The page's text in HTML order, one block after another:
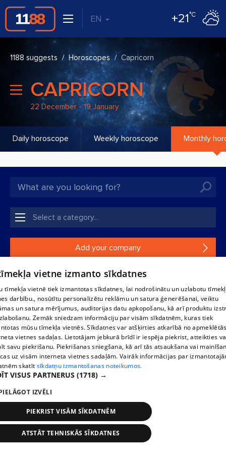
EN +21°C
1188 suggests Horoscopes Capricorn
CAPRICORN
22 December - 19 January
Daily horoscope Weekly horoscope Monthly
Add your company
If your company is not in our database, please fill in a
simple form.
Reproduction, or distribution of 1188 database, its parts or the
information contained in the database, or parts of information in
any form is strictly prohibited. Also automatic download is
prohibited. Reproduction of any material published on the
website 1188 is strictly forbidden without the editorial license of
1188 website.
Vortal assistance service: e-mail -
ElaboratedSIA Helio Media2004-2026
vietne izmanto sīkdatnes
tīmekļa vietnē tiek izmantotas sīkdatnes, lai nodrošinātu un uzlabotu
darbību., nosūtītu personalizētu reklāmu un satura ģenerēšanai, veiktu
un satura mērījumus, auditorijas datu apkopošanu, kā arī produktu
Zemāk sniedzam informāciju par visām sīkdatnēm, kuras tiek
mūsu tīmekļa vietnēs. Sīkdatnes var atšķirties atkarībā no
vietnes sadaļas. Lietotājam jebkurā brīdī ir iespēja piekrist, atteikties
savu piekrišanu. Piekrišanas sniegšana, kā arī tās atsaukšana vai
uz visām interneta vietnes sadaļām. Vairāk informācijas par
skatīt sīkdatņu izmantošanas noteikumos.
VISUS PARTNERUS (1718) →
IZVĒLI
PIEKRIST VISĀM SĪKDATNĒM
ATSTĀT TEHNISKĀS SĪKDATNES